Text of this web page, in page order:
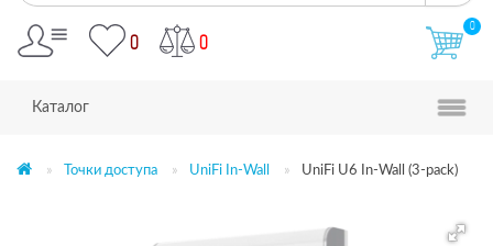
0 0
0
Каталог
Точки доступа UniFi In-Wall UniFi U6 In-Wall (3-pack)